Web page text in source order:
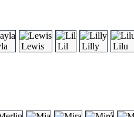
Lewis Lil Lilly Lilu